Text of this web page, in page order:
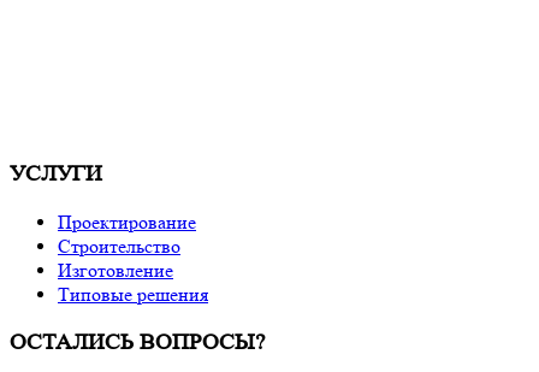
УСЛУГИ
Проектирование
Строительство
Изготовление
Типовые решения
ОСТАЛИСЬ ВОПРОСЫ?